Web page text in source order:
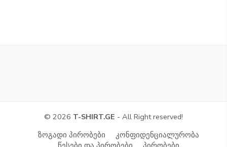
© 2026 T-SHIRT.GE - All Right reserved!
ზოგადი პირობები
კონფიდენციალურობა